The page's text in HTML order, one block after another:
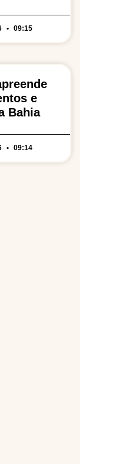
09:15
e
Bahia
09:14